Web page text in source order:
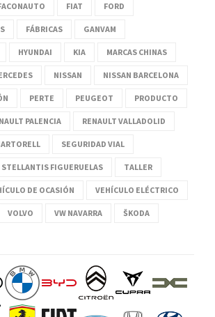
FIAT FORD
FÁBRICAS GANVAM
HYUNDAI KIA MARCAS CHINAS
NISSAN NISSAN BARCELONA
PERTE PEUGEOT PRODUCTO
PALENCIA RENAULT VALLADOLID
SEGURIDAD VIAL
STELLANTIS FIGUERUELAS TALLER
DE OCASIÓN VEHÍCULO ELÉCTRICO
VOLVO VW NAVARRA ŠKODA